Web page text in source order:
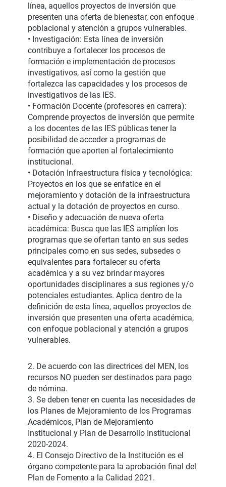
línea, aquellos proyectos de inversión que
presenten una oferta de bienestar, con enfoque
poblacional y atención a grupos vulnerables.
• Investigación: Esta línea de inversión
contribuye a fortalecer los procesos de
formación e implementación de procesos
investigativos, así como la gestión que
fortalezca las capacidades y los procesos de
investigativos de las IES.
• Formación Docente (profesores en carrera):
Comprende proyectos de inversión que permite
a los docentes de las IES públicas tener la
posibilidad de acceder a programas de
formación que aporten al fortalecimiento
institucional.
• Dotación Infraestructura física y tecnológica:
Proyectos en los que se enfatice en el
mejoramiento y dotación de la infraestructura
actual y la dotación de proyectos en curso.
• Diseño y adecuación de nueva oferta
académica: Busca que las IES amplíen los
programas que se ofertan tanto en sus sedes
principales como en sus sedes, subsedes o
equivalentes para fortalecer su oferta
académica y a su vez brindar mayores
oportunidades disciplinares a sus regiones y/o
potenciales estudiantes. Aplica dentro de la
definición de esta línea, aquellos proyectos de
inversión que presenten una oferta académica,
con enfoque poblacional y atención a grupos
vulnerables.
2. De acuerdo con las directrices del MEN, los
recursos NO pueden ser destinados para pago
de nómina.
3. Se deben tener en cuenta las necesidades de
los Planes de Mejoramiento de los Programas
Académicos, Plan de Mejoramiento
Institucional y Plan de Desarrollo Institucional
2020-2024.
4. El Consejo Directivo de la Institución es el
órgano competente para la aprobación final del
Plan de Fomento a la Calidad 2021.